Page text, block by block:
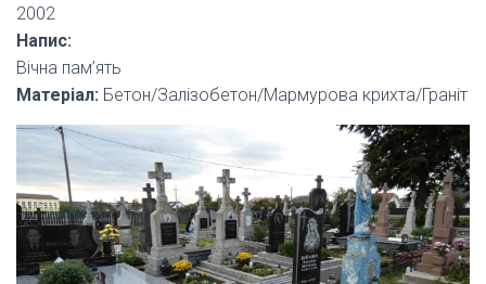
2002
Напис:
Вічна пам’ять
Матеріал: Бетон/Залізобетон/Мармурова крихта/Граніт